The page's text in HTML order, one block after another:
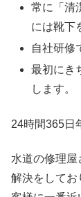
常に「清
には靴下
自社研修
最初にき
します。
24時間365日
水道の修理
解決をしてお